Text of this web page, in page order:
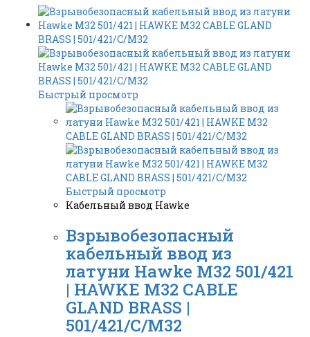
Быстрый просмотр
Быстрый просмотр
Кабельный ввод Hawke
Взрывобезопасный
кабельный ввод из
латуни Hawke M32 501/421
| HAWKE M32 CABLE
GLAND BRASS |
501/421/C/M32